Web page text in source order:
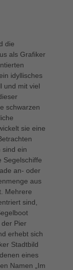
die
als Grafiker
idyllisches
und mit viel
schwarzen
sie eine
sind ein
Segelschiffe
an- oder
aus
Mehrere
sind,
Pier
erhebt sich
Stadtbild
eines
Namen „Im